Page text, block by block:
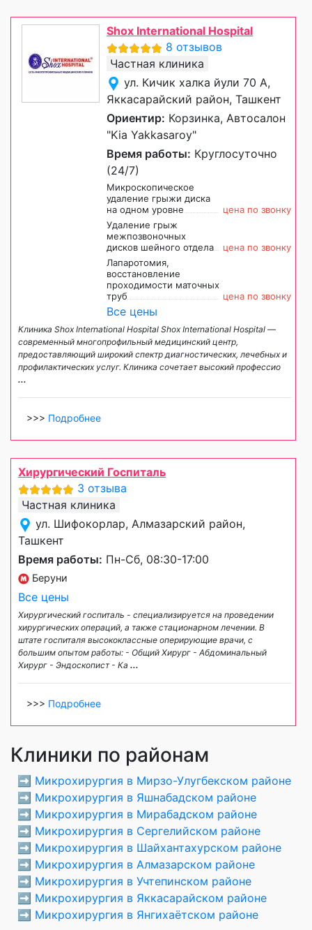
Shox International Hospital
8 отзывов
Частная клиника
ул. Кичик халка йули 70 А,
Яккасарайский район, Ташкент
Ориентир: Корзинка, Автосалон
"Kia Yakkasaroy"
Время работы: Круглосуточно
(24/7)
Микроскопическое
удаление грыжи диска
на одном уровне
цена по звонку
Удаление грыж
межпозвоночных
дисков шейного отдела
цена по звонку
Лапаротомия,
восстановление
проходимости маточных
труб
цена по звонку
Все цены
Клиника Shox International Hospital Shox International Hospital —
современный многопрофильный медицинский центр,
предоставляющий широкий спектр диагностических, лечебных и
профилактических услуг. Клиника сочетает высокий профессио
...
>>> Подробнее
Хирургический Госпиталь
3 отзыва
Частная клиника
ул. Шифокорлар, Алмазарский район,
Ташкент
Время работы: Пн-Сб, 08:30-17:00
Беруни
Все цены
Хирургический госпиталь - специализируется на проведении
хирургических операций, а также стационарном лечении. В
штате госпиталя высококлассные оперирующие врачи, с
большим опытом работы: - Общий Хирург - Абдоминальный
Хирург - Эндоскопист - Ка ...
>>> Подробнее
Клиники по районам
➡️ Микрохирургия в Мирзо-Улугбекском районе
➡️ Микрохирургия в Яшнабадском районе
➡️ Микрохирургия в Мирабадском районе
➡️ Микрохирургия в Сергелийском районе
➡️ Микрохирургия в Шайхантахурском районе
➡️ Микрохирургия в Алмазарском районе
➡️ Микрохирургия в Учтепинском районе
➡️ Микрохирургия в Яккасарайском районе
➡️ Микрохирургия в Янгихаётском районе